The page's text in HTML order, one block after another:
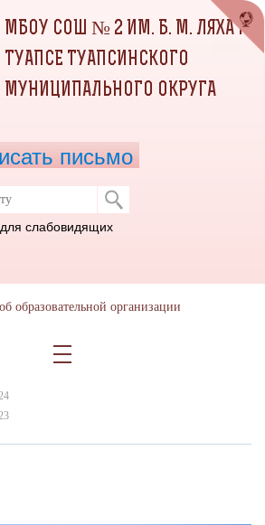
Левонович
МБОУ СОШ № 2 ИМ. Б. М. ЛЯХА Г.
ТУАПСЕ ТУАПСИНСКОГО
МУНИЦИПАЛЬНОГО ОКРУГА
письмо
слабовидящих
образовательной организации